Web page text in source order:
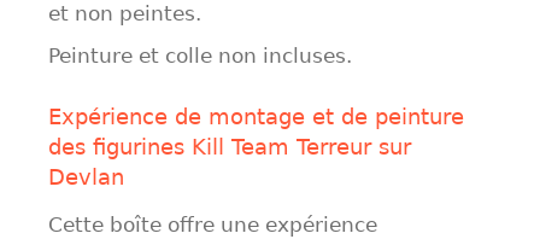
et non peintes.
Peinture et colle non incluses.
Expérience de montage et de peinture
des figurines Kill Team Terreur sur
Devlan
Cette boîte offre une expérience